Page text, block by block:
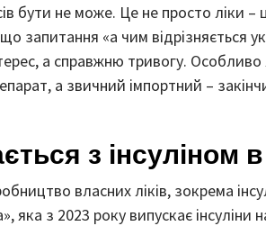
бути не може. Це не просто ліки
«а чим відрізняється
а справжню тривогу.
а звичний імпортний –
з інсуліном в
власних ліків, зокрема
яка з 2023 року випускає інсуліни